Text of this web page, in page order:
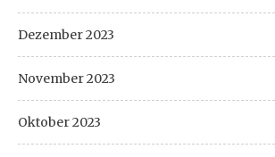
Dezember 2023
November 2023
Oktober 2023